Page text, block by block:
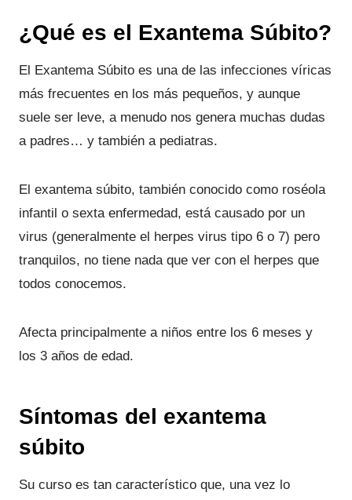
¿Qué es el Exantema Súbito?
El Exantema Súbito es una de las infecciones víricas
más frecuentes en los más pequeños, y aunque
suele ser leve, a menudo nos genera muchas dudas
a padres… y también a pediatras.
El exantema súbito, también conocido como roséola
infantil o sexta enfermedad, está causado por un
virus (generalmente el herpes virus tipo 6 o 7) pero
tranquilos, no tiene nada que ver con el herpes que
todos conocemos.
Afecta principalmente a niños entre los 6 meses y
los 3 años de edad.
Síntomas del exantema
súbito
Su curso es tan característico que, una vez lo